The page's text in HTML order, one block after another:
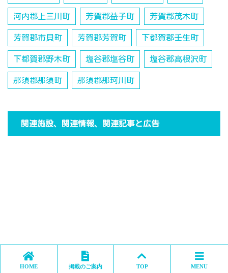
河内郡上三川町 芳賀郡益子町 芳賀郡茂木町
芳賀郡市貝町 芳賀郡芳賀町 下都賀郡壬生町
下都賀郡野木町 塩谷郡塩谷町 塩谷郡高根沢町
那須郡那須町 那須郡那珂川町
関連施設、関連情報、関連記事と広告
HOME 掲載のご案内 TOP MENU